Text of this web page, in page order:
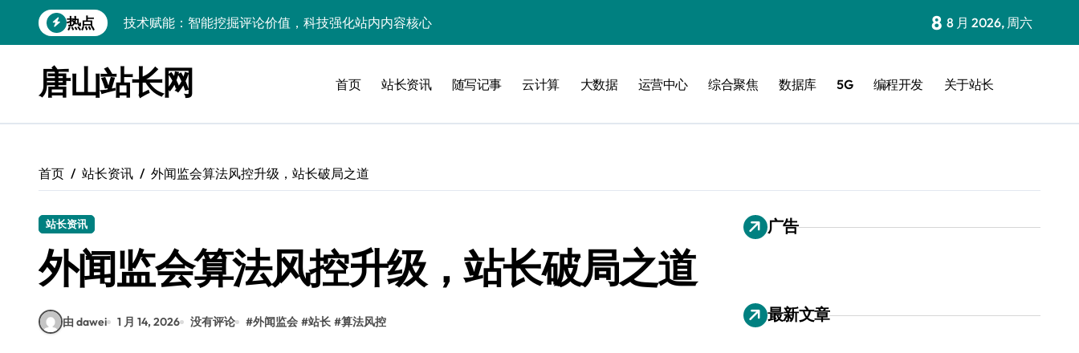
到
热点
技术赋能：智能挖掘评论价值，科技强化站内内容核心
科技赋能营销：安全专家支招，强化评论区智滤护安全
评论数据深挖掘，技术内核赋能资讯提炼新范式
技术赋能：革新评论核心引擎，助推资讯价值指数级攀升
测试工程师力荐：PHP进阶秘籍，科技护航安全防注入
评论区数据赋能内核革新：架构师科技提炼突破新路径
8 8 月 2026, 周六
唐山站长网 首页 站长资讯 随写记事 云计算 大数据 运营中心 综合聚焦 数据库 5G 编程开发 关于站长
首页 站长资讯 外闻监会算法风控升级，站长破局之道
站长资讯
外闻监会算法风控升级，站长破局之道
由 dawei 1 月 14, 2026 没有评论 #外闻监会 #站长 #算法风控
广告
最新文章